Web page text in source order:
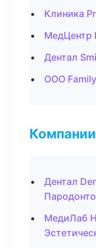
Клиника
МедЦентр
Дентал
ООО
Дентал
МедиЛаб